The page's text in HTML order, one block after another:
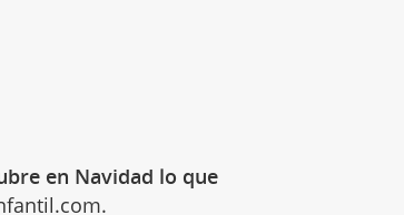
en Navidad lo que